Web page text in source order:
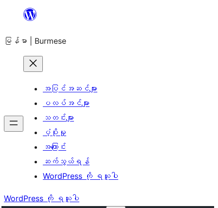
အကြောင်းအရာ
ကျော်သွား
မြန်မာ | Burmese
အပြင်အဆင်များ
ပလပ်အင်များ
သတင်းများ
ပံ့ပိုးမှု
အကြောင်း
ဆက်သွယ်ရန်
WordPress ကို ရယူပါ
WordPress ကို ရယူပါ